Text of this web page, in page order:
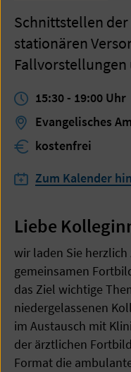
Schnittstellen
stationären
15:30 - 19:00 Uhr
Evangelisches
kostenfrei
Zum Kalender
Liebe
wir laden Sie
gemeinsamen
das Ziel wichtige
niedergelassenen
im Austausch mit
der ärztlichen
Format die